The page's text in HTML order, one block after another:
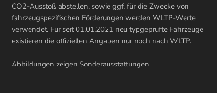
CO2-Ausstoß abstellen, sowie ggf. für die Zwecke von
fahrzeugspezifischen Förderungen werden WLTP-Werte
verwendet. Für seit 01.01.2021 neu typgeprüfte Fahrzeuge
existieren die offiziellen Angaben nur noch nach WLTP.
Abbildungen zeigen Sonderausstattungen.